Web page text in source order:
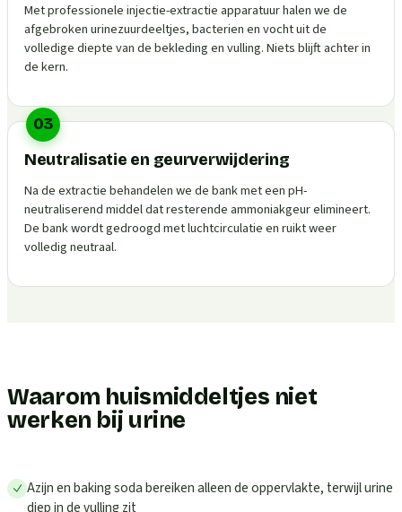
Met professionele injectie-extractie apparatuur halen we de
afgebroken urinezuurdeeltjes, bacterien en vocht uit de
volledige diepte van de bekleding en vulling. Niets blijft achter in
de kern.
03
Neutralisatie en geurverwijdering
Na de extractie behandelen we de bank met een pH-
neutraliserend middel dat resterende ammoniakgeur elimineert.
De bank wordt gedroogd met luchtcirculatie en ruikt weer
volledig neutraal.
Waarom huismiddeltjes niet
werken bij urine
Azijn en baking soda bereiken alleen de oppervlakte, terwijl urine
diep in de vulling zit